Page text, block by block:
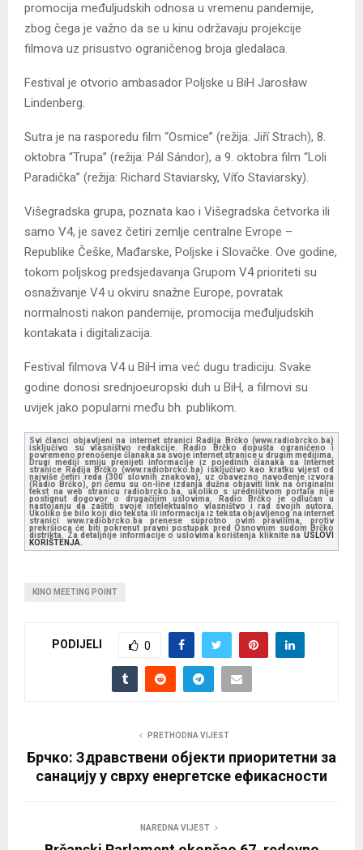
promocija međuljudskih odnosa u vremenu pandemije,
zbog čega je važno da se u kinu održavaju projekcije
filmova uz prisustvo ograničenog broja gledalaca.
Festival je otvorio ambasador Poljske u BiH Jarosław
Lindenberg.
Sutra je na rasporedu film “Osmice” (režija: Jiří Strach), 8.
oktobra “Trupa” (režija: Pál Sándor), a 9. oktobra film “Loli
Paradička” (režija: Richard Staviarsky, Víťo Staviarsky).
Višegradska grupa, poznata kao i Višegradska četvorka ili
samo V4, je savez četiri zemlje centralne Evrope –
Republike Češke, Mađarske, Poljske i Slovačke. Ove godine,
tokom poljskog predsjedavanja Grupom V4 prioriteti su
osnaživanje V4 u okviru snažne Europe, povratak
normalnosti nakon pandemije, promocija međuljudskih
kontakata i digitalizacija.
Festival filmova V4 u BiH ima već dugu tradiciju. Svake
godine donosi srednjoeuropski duh u BiH, a filmovi su
uvijek jako popularni među bh. publikom.
Svi članci objavljeni na internet stranici Radija Brčko (www.radiobrcko.ba)
isključivo su vlasništvo redakcije. Radio Brčko dopušta ograničeno i
povremeno prenošenje članaka sa svoje internet stranice u drugim medijima.
Drugi mediji smiju prenijeti informacije iz pojedinih članaka sa Internet
stranice Radija Brčko (www.radiobrcko.ba) isključivo kao kratku vijest od
najviše četiri reda (300 slovnih znakova), uz obavezno navođenje izvora
(Radio Brčko), pri čemu su on-line izdanja dužna objaviti link na originalni
tekst na web stranicu radiobrcko.ba, ukoliko s uredništvom portala nije
postignut dogovor o drugačijim uslovima. Radio Brčko je odlučan u
nastojanju da zaštiti svoje intelektualno vlasništvo i rad svojih autora.
Ukoliko se bilo koji dio teksta ili informacija iz teksta objavljenog na internet
stranici www.radiobrcko.ba prenese suprotno ovim pravilima, protiv
prekršioca će biti pokrenut pravni postupak pred Osnovnim sudom Brčko
distrikta. Za detaljnije informacije o uslovima korištenja kliknite na USLOVI
KORIŠTENJA.
KINO MEETING POINT
PODIJELI 0
PRETHODNA VIJEST
Брчко: Здравствени објекти приоритетни за
санацију у сврху енергетске ефикасности
NAREDNA VIJEST